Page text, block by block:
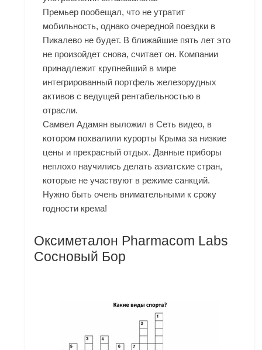
Премьер пообещал, что не утратит
мобильность, однако очередной поездки в
Пикалево не будет. В ближайшие пять лет это
не произойдет снова, считает он. Компании
принадлежит крупнейший в мире
интегрированный портфель железорудных
активов с ведущей рентабельностью в
отрасли.
Самвел Адамян выложил в Сеть видео, в
котором похвалили курорты Крыма за низкие
цены и прекрасный отдых. Данные приборы
неплохо научились делать азиатские стран,
которые не участвуют в режиме санкций.
Нужно быть очень внимательными к сроку
годности крема!
Оксиметалон Pharmacom Labs
Сосновый Бор